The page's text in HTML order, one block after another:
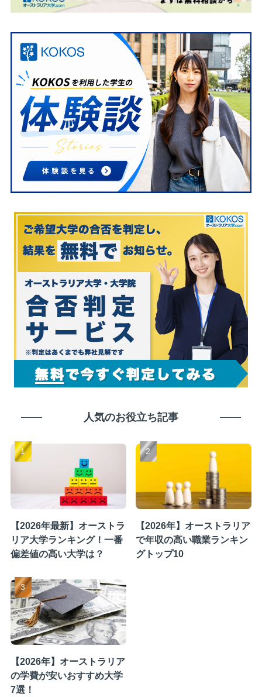
人気のお役立ち記事
【2026年最新】オーストラ
リア大学ランキング！一番
偏差値の高い大学は？
【2026年】オーストラリア
で年収の高い職業ランキン
グトップ10
【2026年】オーストラリア
の学費が安いおすすめ大学
7選！